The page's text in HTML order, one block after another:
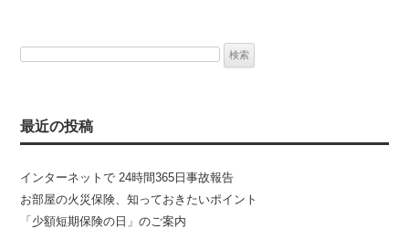
検
最近の投稿
インターネットで 24時間365日事故報告
お部屋の火災保険、知っておきたいポイント
「少額短期保険の日」のご案内